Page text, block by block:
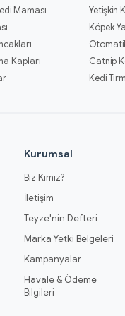
Maması
Yetişkin
Köpek
Kapları
Catnip
Kedi
Kurumsal
Biz Kimiz?
İletişim
Teyze'nin Defteri
Marka Yetki Belgeleri
Kampanyalar
Havale & Ödeme
Bilgileri